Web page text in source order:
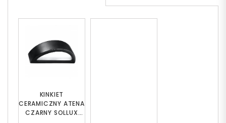
KINKIET
CERAMICZNY ATENA
CZARNY SOLLUX